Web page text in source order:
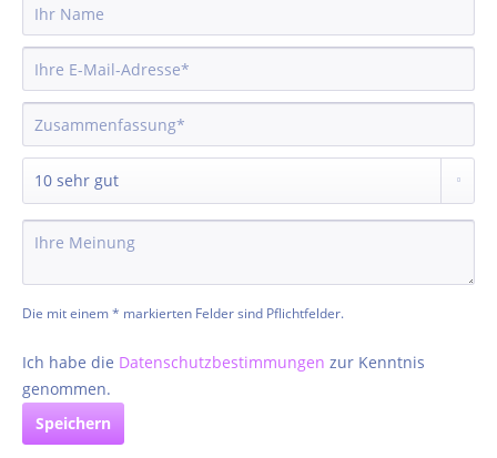
Die mit einem * markierten Felder sind Pflichtfelder.
Ich habe die Datenschutzbestimmungen zur Kenntnis
genommen.
Speichern